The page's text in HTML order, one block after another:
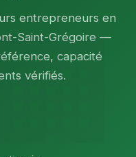
entrepreneurs en
Saint-Grégoire —
capacité
vérifiés.